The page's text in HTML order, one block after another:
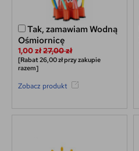
Tak, zamawiam Wodną
Ośmiornicę
1,00 zł27,00 zł
[Rabat 26,00 zł przy zakupie
razem]
Zobacz produkt